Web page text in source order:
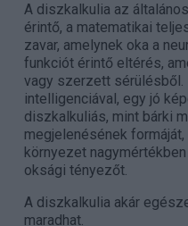
A diszkalkulia az
érintő, a matematikai
zavar, amelynek oka a
funkciót érintő eltérés,
vagy szerzett
intelligenciával, egy jó
diszkalkuliás, mint bárki
megjelenésének
környezet
oksági tényezőt.
A diszkalkulia akár
maradhat.